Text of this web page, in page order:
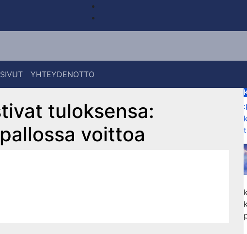
YHTEYDENOTTO
tuloksensa:
voittoa